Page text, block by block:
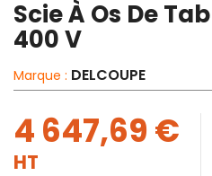
Scie À Os De
400 V
Marque : DELCOUPE
4 647,69 €
HT